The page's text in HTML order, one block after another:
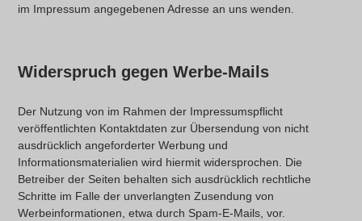
im Impressum angegebenen Adresse an uns wenden.
Widerspruch gegen Werbe-Mails
Der Nutzung von im Rahmen der Impressumspflicht
veröffentlichten Kontaktdaten zur Übersendung von nicht
ausdrücklich angeforderter Werbung und
Informationsmaterialien wird hiermit widersprochen. Die
Betreiber der Seiten behalten sich ausdrücklich rechtliche
Schritte im Falle der unverlangten Zusendung von
Werbeinformationen, etwa durch Spam-E-Mails, vor.